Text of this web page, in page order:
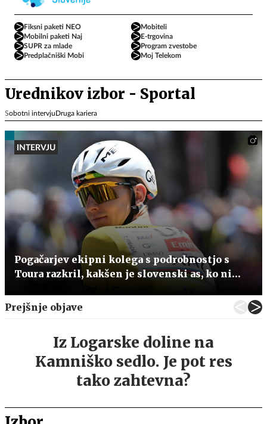
Fiksni paketi NEO
Mobiteli
Mobilni paketi Naj
E-trgovina
SUPR za mlade
Program zvestobe
Predplačniški Mobi
Moj Telekom
Urednikov izbor - Sportal
Sobotni intervjuDruga kariera
INTERVJU
Pogačarjev ekipni kolega s podrobnostjo s
Toura razkril, kakšen je slovenski as, ko ni
Prejšnje objave
Iz Logarske doline na
Kamniško sedlo. Je pot res
tako zahtevna?